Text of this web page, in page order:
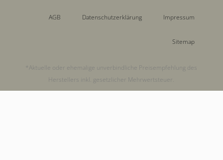
AGB Datenschutzerklärung Impressum
Sitemap
*Aktuelle oder ehemalige unverbindliche Preisempfehlung des
Herstellers inkl. gesetzlicher Mehrwertsteuer.